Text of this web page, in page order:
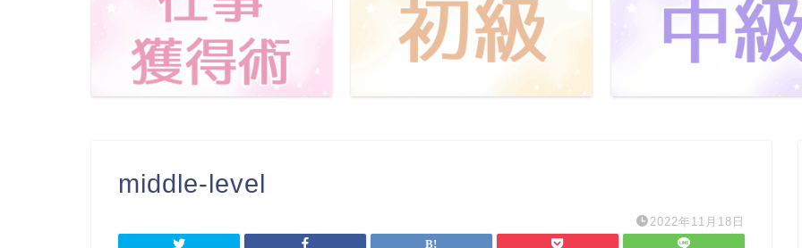
middle-level
2022年11月18日